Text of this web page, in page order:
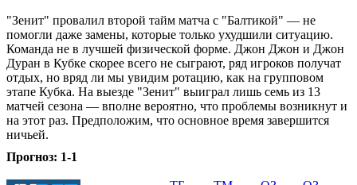
"Зенит" провалил второй тайм матча с "Балтикой" ― не
помогли даже замены, которые только ухудшили ситуацию.
Команда не в лучшей физической форме. Джон Джон и Джон
Дуран в Кубке скорее всего не сыграют, ряд игроков получат
отдых, но вряд ли мы увидим ротацию, как на групповом
этапе Кубка. На выезде "Зенит" выиграл лишь семь из 13
матчей сезона ― вполне вероятно, что проблемы возникнут и
на этот раз. Предположим, что основное время завершится
ничьей.
Прогноз: 1-1